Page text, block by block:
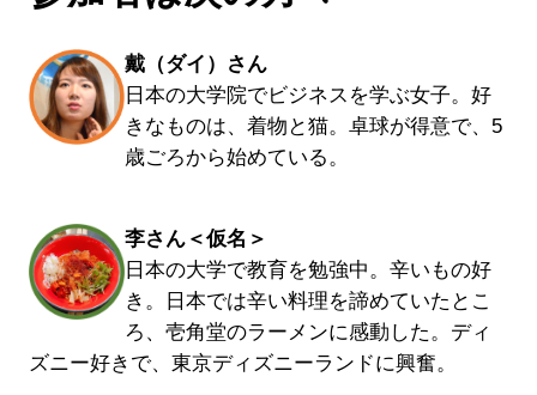
戴（ダイ）さん
日本の大学院でビジネスを学ぶ女子。好
きなものは、着物と猫。卓球が得意で、5
歳ごろから始めている。
李さん＜仮名＞
日本の大学で教育を勉強中。辛いもの好
き。日本では辛い料理を諦めていたとこ
ろ、壱角堂のラーメンに感動した。ディ
ズニー好きで、東京ディズニーランドに興奮。